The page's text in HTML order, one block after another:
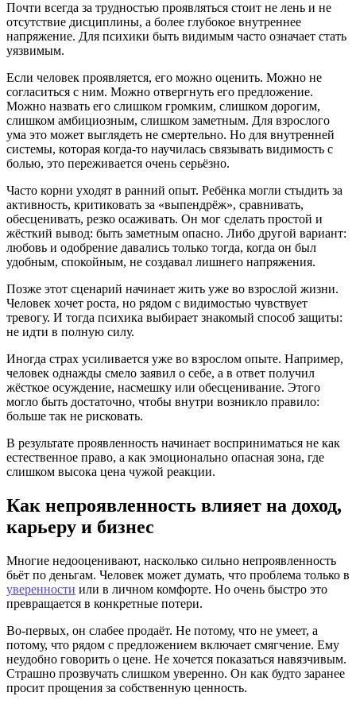
Почти всегда за трудностью проявляться стоит не лень и не
отсутствие дисциплины, а более глубокое внутреннее
напряжение. Для психики быть видимым часто означает стать
уязвимым.
Если человек проявляется, его можно оценить. Можно не
согласиться с ним. Можно отвергнуть его предложение.
Можно назвать его слишком громким, слишком дорогим,
слишком амбициозным, слишком заметным. Для взрослого
ума это может выглядеть не смертельно. Но для внутренней
системы, которая когда-то научилась связывать видимость с
болью, это переживается очень серьёзно.
Часто корни уходят в ранний опыт. Ребёнка могли стыдить за
активность, критиковать за «выпендрёж», сравнивать,
обесценивать, резко осаживать. Он мог сделать простой и
жёсткий вывод: быть заметным опасно. Либо другой вариант:
любовь и одобрение давались только тогда, когда он был
удобным, спокойным, не создавал лишнего напряжения.
Позже этот сценарий начинает жить уже во взрослой жизни.
Человек хочет роста, но рядом с видимостью чувствует
тревогу. И тогда психика выбирает знакомый способ защиты:
не идти в полную силу.
Иногда страх усиливается уже во взрослом опыте. Например,
человек однажды смело заявил о себе, а в ответ получил
жёсткое осуждение, насмешку или обесценивание. Этого
могло быть достаточно, чтобы внутри возникло правило:
больше так не рисковать.
В результате проявленность начинает восприниматься не как
естественное право, а как эмоционально опасная зона, где
слишком высока цена чужой реакции.
Как непроявленность влияет на доход,
карьеру и бизнес
Многие недооценивают, насколько сильно непроявленность
бьёт по деньгам. Человек может думать, что проблема только в
уверенности или в личном комфорте. Но очень быстро это
превращается в конкретные потери.
Во-первых, он слабее продаёт. Не потому, что не умеет, а
потому, что рядом с предложением включает смягчение. Ему
неудобно говорить о цене. Не хочется показаться навязчивым.
Страшно прозвучать слишком уверенно. Он как будто заранее
просит прощения за собственную ценность.